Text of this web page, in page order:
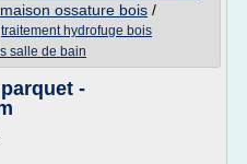
ossature bois /
traitement hydrofuge bois
salle de bain
-